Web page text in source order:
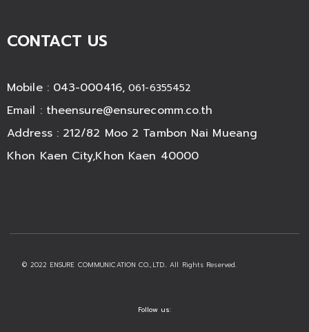
CONTACT US
Mobile : 043-000416, 061-6355452
Email : theensure@ensurecomm.co.th
Address : 212/82 Moo 2 Tambon Nai Mueang
Khon Kaen City,Khon Kaen 40000
© 2022 ENSURE COMMUNICATION CO.,LTD.. All Rights Reserved.
Follow us: